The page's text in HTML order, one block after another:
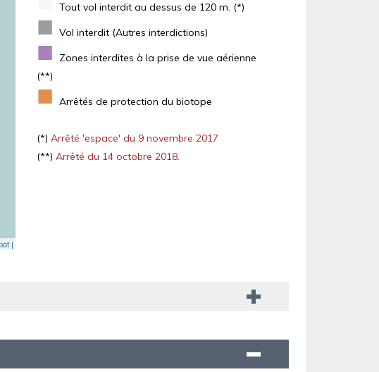
Tout vol interdit au dessus de 120 m. (*)
■ Vol interdit (Autres interdictions)
■
Zones interdites à la prise de vue aérienne
(**)
■ Arrêtés de protection du biotope
(*) Arrêté 'espace' du 9 novembre 2017
(**) Arrêté du 14 octobre 2018.